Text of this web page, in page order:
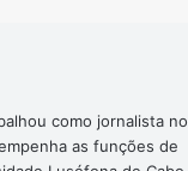
como jornalista no
as funções de